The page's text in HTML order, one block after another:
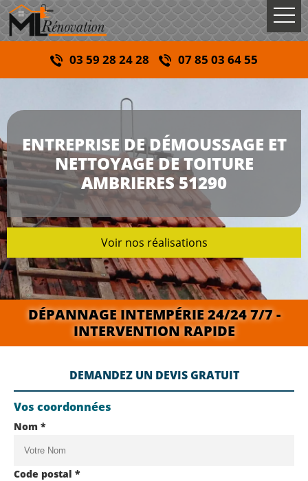
03 59 28 24 28 07 85 03 64 55
ENTREPRISE DE DÉMOUSSAGE ET
NETTOYAGE DE TOITURE
AMBRIERES 51290
Voir nos réalisations
DÉPANNAGE INTEMPÉRIE 24/24 7/7 -
INTERVENTION RAPIDE
DEMANDEZ UN DEVIS GRATUIT
Vos coordonnées
Nom *
Code postal *